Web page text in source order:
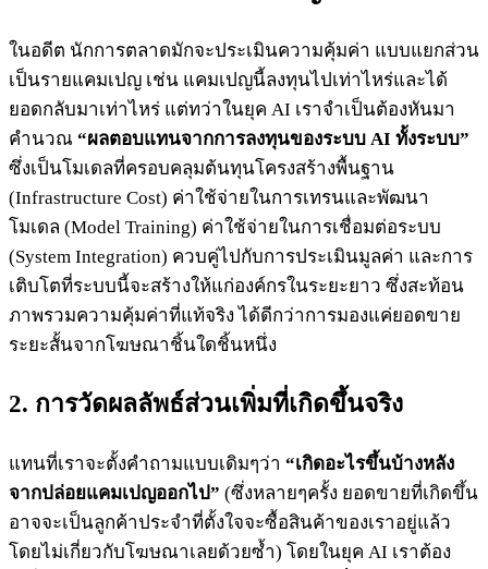
ในอดีต นักการตลาดมักจะประเมินความคุ้มค่า แบบแยกส่วน
เป็นรายแคมเปญ เช่น แคมเปญนี้ลงทุนไปเท่าไหร่และได้
ยอดกลับมาเท่าไหร่ แต่ทว่าในยุค AI เราจำเป็นต้องหันมา
คำนวณ “ผลตอบแทนจากการลงทุนของระบบ AI ทั้งระบบ”
ซึ่งเป็นโมเดลที่ครอบคลุมต้นทุนโครงสร้างพื้นฐาน
(Infrastructure Cost) ค่าใช้จ่ายในการเทรนและพัฒนา
โมเดล (Model Training) ค่าใช้จ่ายในการเชื่อมต่อระบบ
(System Integration) ควบคู่ไปกับการประเมินมูลค่า และการ
เติบโตที่ระบบนี้จะสร้างให้แก่องค์กรในระยะยาว ซึ่งสะท้อน
ภาพรวมความคุ้มค่าที่แท้จริง ได้ดีกว่าการมองแค่ยอดขาย
ระยะสั้นจากโฆษณาชิ้นใดชิ้นหนึ่ง
2. การวัดผลลัพธ์ส่วนเพิ่มที่เกิดขึ้นจริง
แทนที่เราจะตั้งคำถามแบบเดิมๆว่า “เกิดอะไรขึ้นบ้างหลัง
จากปล่อยแคมเปญออกไป” (ซึ่งหลายๆครั้ง ยอดขายที่เกิดขึ้น
อาจจะเป็นลูกค้าประจำที่ตั้งใจจะซื้อสินค้าของเราอยู่แล้ว
โดยไม่เกี่ยวกับโฆษณาเลยด้วยซ้ำ) โดยในยุค AI เราต้อง